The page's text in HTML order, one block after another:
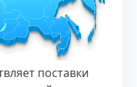
поставки